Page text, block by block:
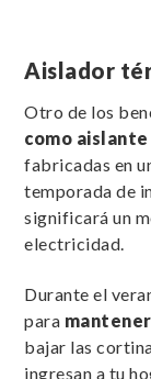
Aislador
Otro de los
como
fabricadas en
temporada de
significará un
electricidad.
Durante el
para
bajar las
ingresan a tu